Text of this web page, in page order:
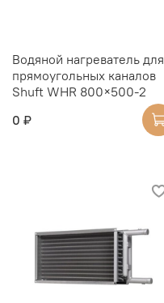
Водяной нагреватель для
прямоугольных каналов
Shuft WHR 800×500-2
0 ₽